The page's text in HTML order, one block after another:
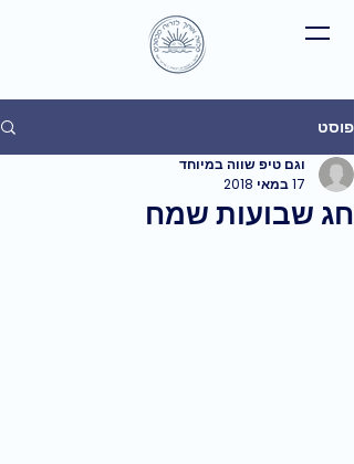
פוסט
חג שבועות שמח
וגם טיפ שווה במיוחד
17 במאי 2018